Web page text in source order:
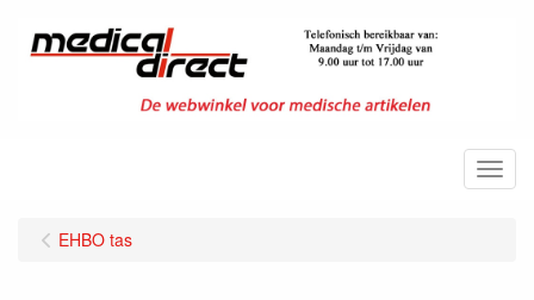
Menu
EHBO tas